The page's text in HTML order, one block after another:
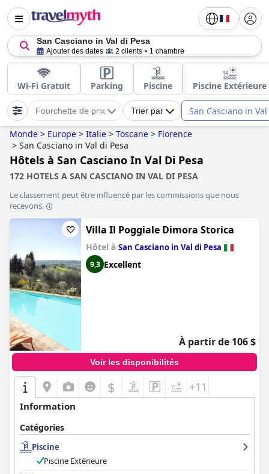
San Casciano in Val di Pesa
Ajouter des dates 2 clients 1 chambre
Wi-Fi Gratuit Parking Piscine Piscine Extérieure
Fourchette de prix Trier par San Casciano in
Monde > Europe > Italie > Toscane > Florence
> San Casciano in Val di Pesa
Hôtels à San Casciano In Val Di Pesa
172 HOTELS A SAN CASCIANO IN VAL DI PESA
Le classement peut être influencé par les commissions que nous
recevons.
Villa Il Poggiale Dimora Storica
Hôtel à San Casciano in Val di Pesa
9,3 Excellent
À partir de 106 $
Voir les disponibilités
$ +11
Information
Catégories
Piscine
Piscine Extérieure